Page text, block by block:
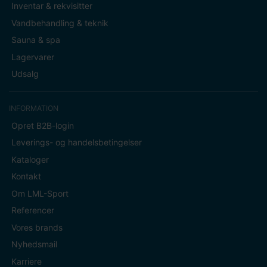
Inventar & rekvisitter
Vandbehandling & teknik
Sauna & spa
Lagervarer
Udsalg
INFORMATION
Opret B2B-login
Leverings- og handelsbetingelser
Kataloger
Kontakt
Om LML-Sport
Referencer
Vores brands
Nyhedsmail
Karriere